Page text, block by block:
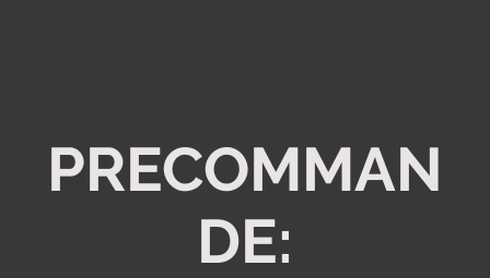
PRECOMMAN
DE: